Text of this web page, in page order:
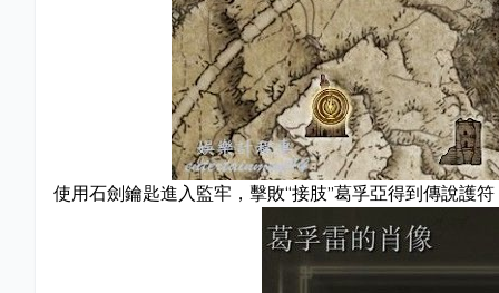
使用石劍鑰匙進入監牢，擊敗“接肢”葛孚亞得到傳說護